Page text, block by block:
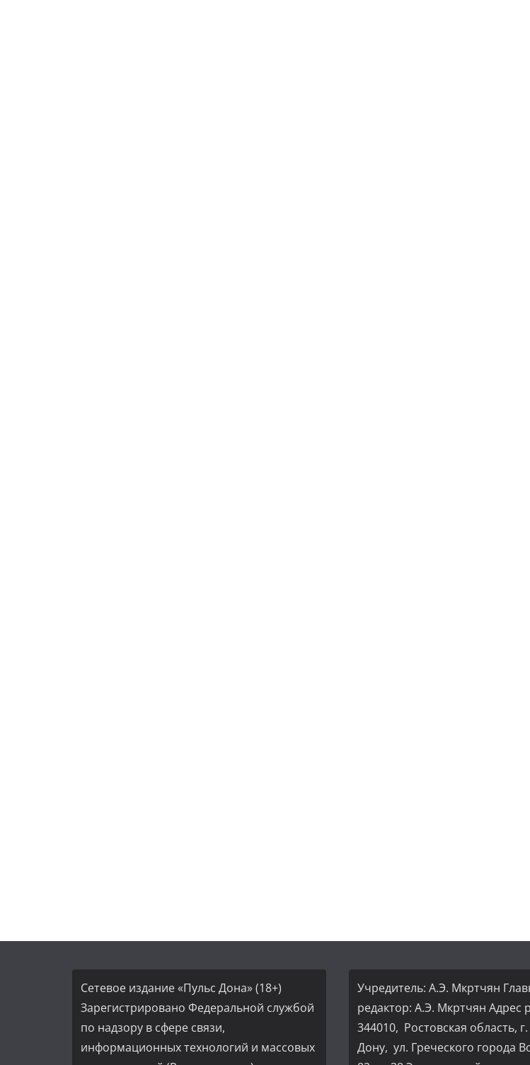
Сетевое издание «Пульс Дона» (18+)
Зарегистрировано Федеральной службой
по надзору в сфере связи,
информационных технологий и массовых
Учредитель: А.Э. Мкртчян
редактор: А.Э. Мкртчян Адрес
344010, Ростовская область,
Дону, ул. Греческого города